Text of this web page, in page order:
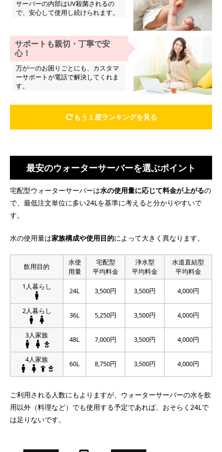
サーバーの内部はUV殺菌されるの
で、安心して使用し続けられます。
サポートも親切・丁寧で安
心！
万が一のお困りごとにも、カスタマ
ーサポートが電話で解決してくれま
す。
もう１度ランキングを見る
最安のウォーターサーバーを選ぶポイント
宅配型ウォーターサーバーは水の使用量に応じて料金が上がるの
で、最低注文単位に多い24Lを基準に考えると分かりやすいで
す。
水の使用量は家族構成や使用目的によって大きく異なります。
飲用目的
水使
用量
宅配型
平均料金
浄水型
平均料金
水道直結型
平均料金
1人暮らし
24L 3,500円 3,500円 4,000円
2人暮らし 36L 5,250円 3,500円 4,000円
3人家族 48L 7,000円 3,500円 4,000円
4人家族 60L 8,750円 3,500円 4,000円
ご利用される人数にもよりますが、ウォーターサーバーの水を飲
用以外（料理など）でも使用する予定であれば、おそらく24Lで
は足りないです。